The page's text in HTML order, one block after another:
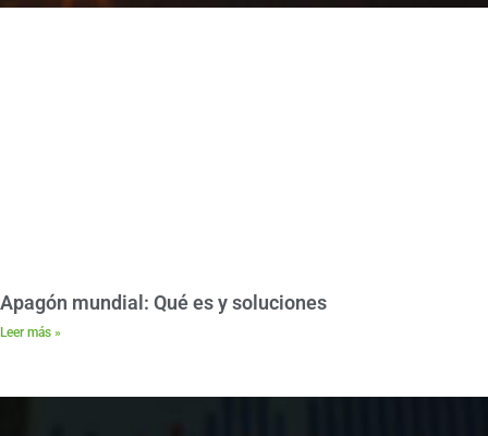
Apagón mundial: Qué es y soluciones
Leer más »